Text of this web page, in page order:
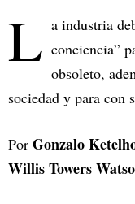
L a industria
conciencia”
obsoleto,
sociedad y para con
Por Gonzalo
Willis Towers